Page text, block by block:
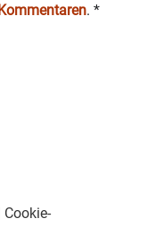
. *
Cookie-